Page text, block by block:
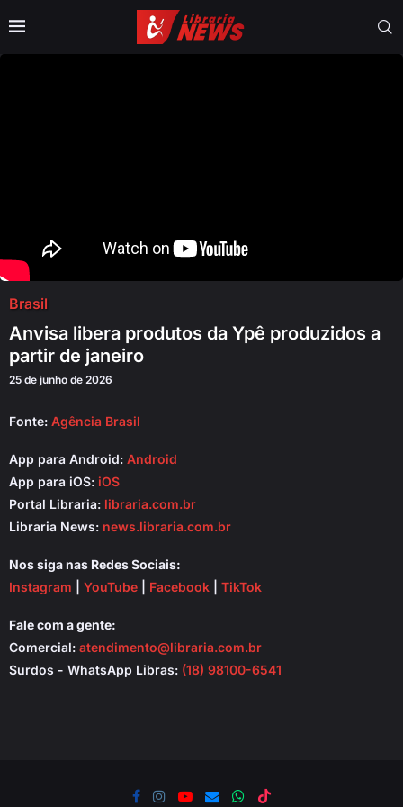
Brasil
Anvisa libera produtos da Ypê produzidos a
partir de janeiro
25 de junho de 2026
Fonte: Agência Brasil
App para Android: Android
App para iOS: iOS
Portal Libraria: libraria.com.br
Libraria News: news.libraria.com.br
Nos siga nas Redes Sociais:
Instagram
YouTube Facebook TikTok
Fale com a gente:
Comercial: atendimento@libraria.com.br
Surdos - WhatsApp Libras: (18) 98100-6541